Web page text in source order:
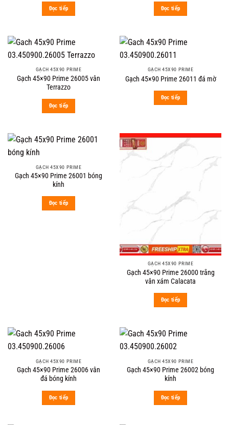
Đọc tiếp Đọc tiếp
GẠCH 45X90 PRIME
Gạch 45×90 Prime 26005 vân
Terrazzo
Đọc tiếp
GẠCH 45X90 PRIME
Gạch 45×90 Prime 26011 đá mờ
Đọc tiếp
GẠCH 45X90 PRIME
Gạch 45×90 Prime 26001 bóng
kính
Đọc tiếp
GẠCH 45X90 PRIME
Gạch 45×90 Prime 26000 trắng
vân xám Calacata
Đọc tiếp
GẠCH 45X90 PRIME
Gạch 45×90 Prime 26006 vân
đá bóng kính
Đọc tiếp
GẠCH 45X90 PRIME
Gạch 45×90 Prime 26002 bóng
kính
Đọc tiếp